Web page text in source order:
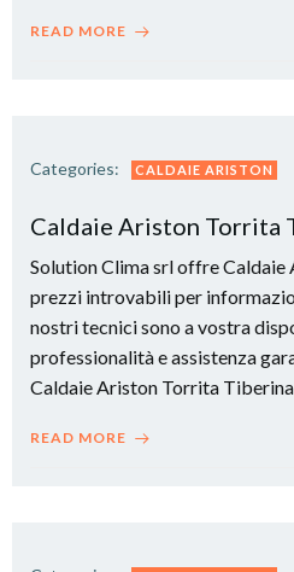
READ MORE
Categories: CALDAIE ARISTON
Caldaie Ariston Torrita
Solution Clima srl offre
prezzi introvabili per
nostri tecnici sono a vostra
professionalità e assistenza
Caldaie Ariston Torrita
READ MORE